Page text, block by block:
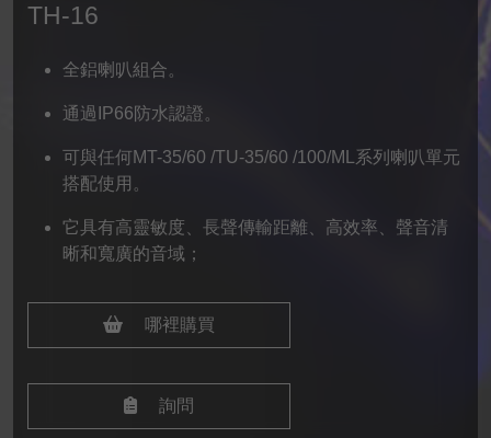
TH-16
全鋁喇叭組合。
通過IP66防水認證。
可與任何MT-35/60 /TU-35/60 /100/ML系列喇叭單元
搭配使用。
它具有高靈敏度、長聲傳輸距離、高效率、聲音清
晰和寬廣的音域；
哪裡購買
詢問